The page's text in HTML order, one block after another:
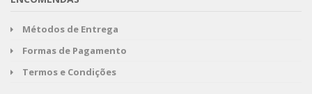
Métodos de Entrega
Formas de Pagamento
Termos e Condições